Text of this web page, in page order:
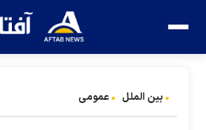
بین الملل عمومی